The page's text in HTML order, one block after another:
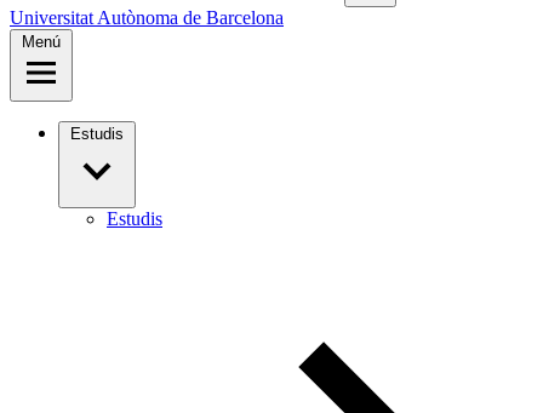
Universitat Autònoma de Barcelona
Menú
Estudis
Estudis